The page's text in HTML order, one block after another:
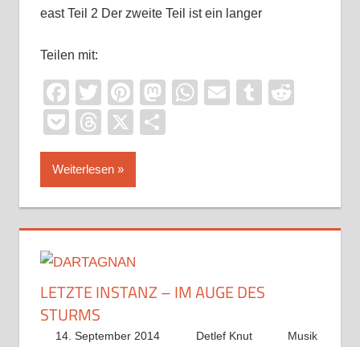
east Teil 2 Der zweite Teil ist ein langer
Teilen mit:
Facebook
TwitterPinterest
Mastodon
WhatsApp
EmailTumblr
PocketThreads
X
Weiterlesen
LETZTE INSTANZ – IM AUGE DES
STURMS
14. September 2014 Detlef Knut
Musik